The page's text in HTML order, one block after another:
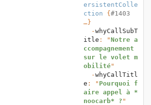
ersistentColle
ction { #1403
…}
  -
whyCallSubT
itle : "Notre a
ccompagnement
sur le volet m
obilité"
  -
whyCallTitl
e : " Pourquoi f
aire appel à *
noocarb* ? "